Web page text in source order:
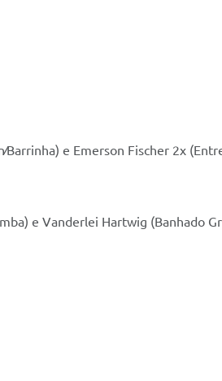
e Emerson Fischer 2x
e Vanderlei Hartwig (Banhado